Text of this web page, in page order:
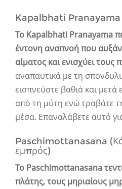
Kapalbhati Pranayama
Το Kapalbhati Pranayama
έντονη αναπνοή που
αίματος και ενισχύει τους
αναπαυτικά με τη
εισπνεύστε βαθιά και
από τη μύτη ενώ τραβάτε
μέσα. Επαναλάβετε αυτό
Paschimottanasana
εμπρός)
Το Paschimottanasana
πλάτης, τους μηριαίους